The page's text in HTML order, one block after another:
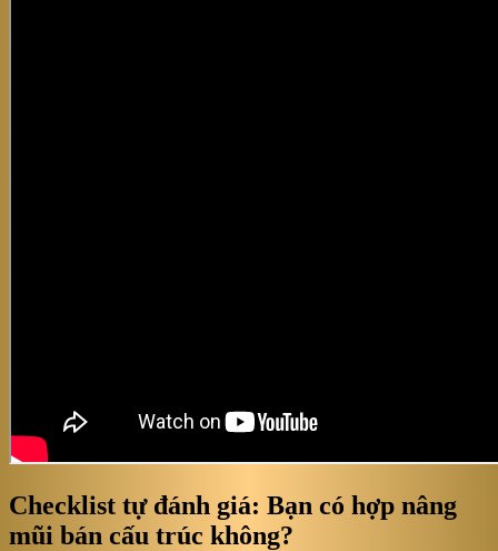
Checklist tự đánh giá: Bạn có hợp nâng
mũi bán cấu trúc không?